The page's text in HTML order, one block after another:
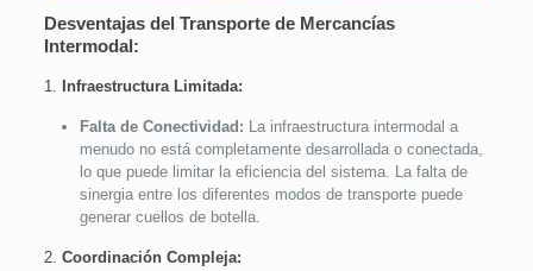
Desventajas del Transporte de Mercancías
Intermodal:
1. Infraestructura Limitada:
Falta de Conectividad: La infraestructura intermodal a
menudo no está completamente desarrollada o conectada,
lo que puede limitar la eficiencia del sistema. La falta de
sinergia entre los diferentes modos de transporte puede
generar cuellos de botella.
2. Coordinación Compleja: